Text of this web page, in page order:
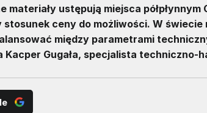
ustępują miejsca
ceny do możliwości. W
między parametrami
Gugała, specjalista